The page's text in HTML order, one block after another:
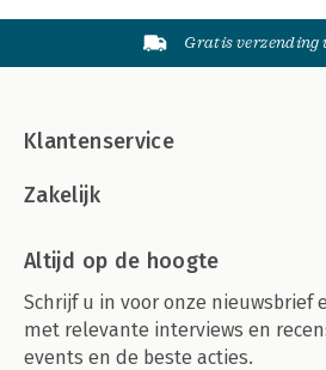
Gratis verzending
Klantenservice
Zakelijk
Altijd op de hoogte
Schrijf u in voor onze nieuwsbrief
met relevante interviews en
events en de beste acties.